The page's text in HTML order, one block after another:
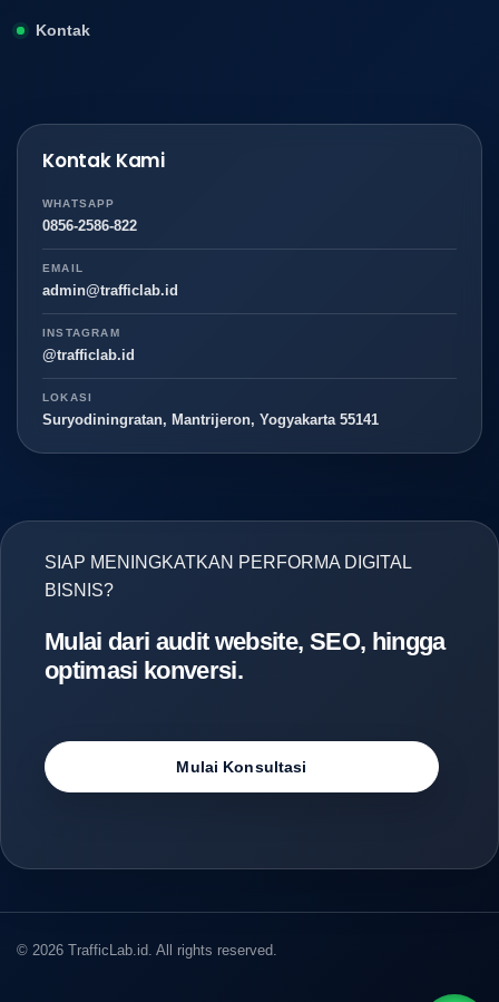
Kontak
Kontak Kami
WHATSAPP
0856-2586-822
EMAIL
admin@trafficlab.id
INSTAGRAM
@trafficlab.id
LOKASI
Suryodiningratan, Mantrijeron, Yogyakarta 55141
SIAP MENINGKATKAN PERFORMA DIGITAL
BISNIS?
Mulai dari audit website, SEO, hingga
optimasi konversi.
Mulai Konsultasi
© 2026 TrafficLab.id. All rights reserved.